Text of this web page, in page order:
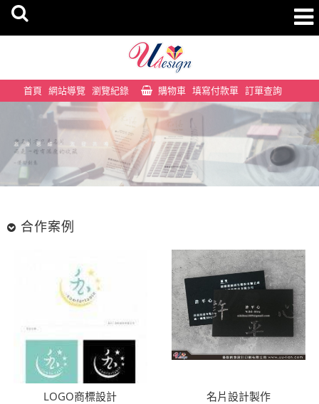
首頁 網站導覽 瀏覽紀錄 購物車 填寫付款單 訂單查詢
合作案例
LOGO商標設計 名片設計製作